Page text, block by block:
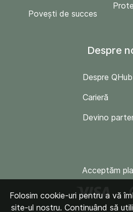
Povești de succes
Despre
Despre QHub
Carieră
Devino
Acceptăm
Folosim cookie-uri pentru a vă
site-ul nostru. Continuând să